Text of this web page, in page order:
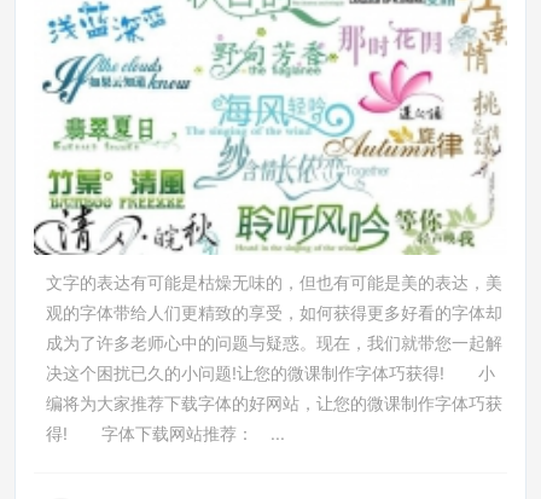
文字的表达有可能是枯燥无味的，但也有可能是美的表达，美
观的字体带给人们更精致的享受，如何获得更多好看的字体却
成为了许多老师心中的问题与疑惑。现在，我们就带您一起解
决这个困扰已久的小问题!让您的微课制作字体巧获得! 小
编将为大家推荐下载字体的好网站，让您的微课制作字体巧获
得! 字体下载网站推荐： ...